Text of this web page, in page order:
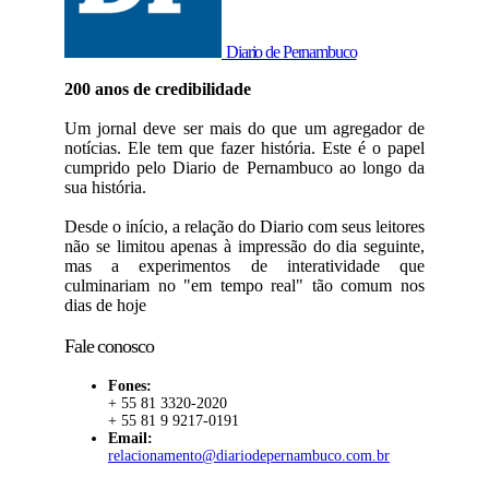
Diario de Pernambuco
200 anos de credibilidade
Um jornal deve ser mais do que um agregador de
notícias. Ele tem que fazer história. Este é o papel
cumprido pelo Diario de Pernambuco ao longo da
sua história.
Desde o início, a relação do Diario com seus leitores
não se limitou apenas à impressão do dia seguinte,
mas a experimentos de interatividade que
culminariam no "em tempo real" tão comum nos
dias de hoje
Fale conosco
Fones:
+ 55 81 3320-2020
+ 55 81 9 9217-0191
Email:
relacionamento@diariodepernambuco.com.br